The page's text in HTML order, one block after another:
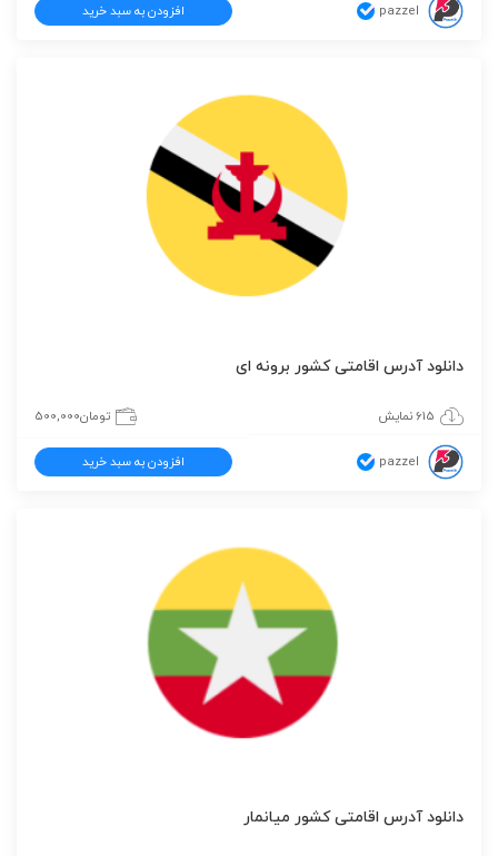
pazzel افزودن به سبد خرید
دانلود آدرس اقامتی کشور برونه ای
615 نمایش تومان500,000
pazzel افزودن به سبد خرید
دانلود آدرس اقامتی کشور میانمار